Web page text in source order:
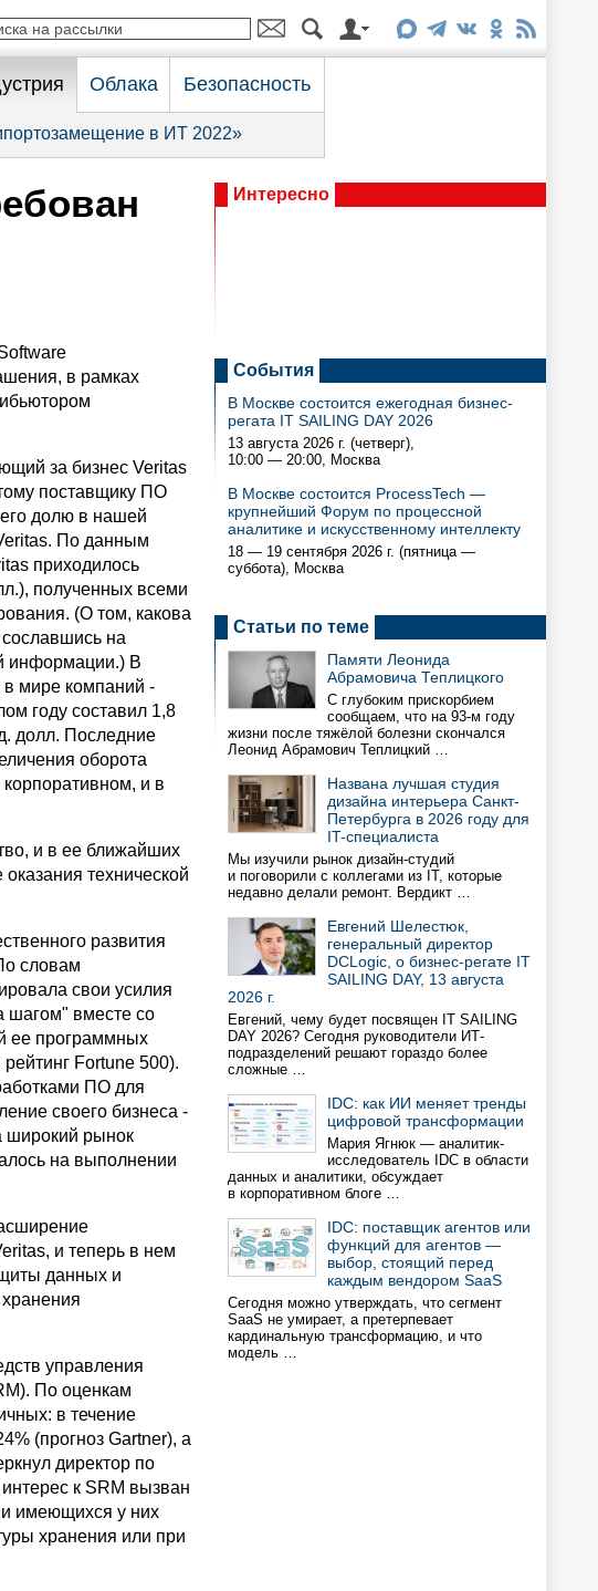
Облака Безопасность
в ИТ 2022»
в рамках
за бизнес Veritas
поставщику ПО
долю в нашей
По данным
приходилось
полученных всеми
(О том, какова
на
информации.) В
в мире компаний -
году составил 1,8
долл. Последние
оборота
и в
и в ее ближайших
технической
развития
словам
свои усилия
шагом" вместе со
ее программных
Fortune 500).
ПО для
своего бизнеса -
широкий рынок
на выполнении
и теперь в нем
данных и
управления
По оценкам
в течение
(прогноз Gartner), а
директор по
к SRM вызван
имеющихся у них
хранения или при
Интересно
События
В Москве состоится ежегодная бизнес-
регата IT SAILING DAY 2026
13 августа 2026 г. (четверг),
10:00 — 20:00, Москва
В Москве состоится ProcessTech —
крупнейший Форум по процессной
аналитике и искусственному интеллекту
18 — 19 сентября 2026 г. (пятница —
суббота), Москва
Статьи по теме
Памяти Леонида
Абрамовича Теплицкого
С глубоким прискорбием
сообщаем, что на 93-м году
жизни после тяжёлой болезни скончался
Леонид Абрамович Теплицкий …
Названа лучшая студия
дизайна интерьера Санкт-
Петербурга в 2026 году для
IT-специалиста
Мы изучили рынок дизайн-студий
и поговорили с коллегами из IT, которые
недавно делали ремонт. Вердикт …
Евгений Шелестюк,
генеральный директор
DCLogic, о бизнес-регате IT
SAILING DAY, 13 августа
2026 г.
Евгений, чему будет посвящен IT SAILING
DAY 2026? Сегодня руководители ИТ-
подразделений решают гораздо более
сложные …
IDC: как ИИ меняет тренды
цифровой трансформации
Мария Ягнюк — аналитик-
исследователь IDC в области
данных и аналитики, обсуждает
в корпоративном блоге …
IDC: поставщик агентов или
функций для агентов —
выбор, стоящий перед
каждым вендором SaaS
Сегодня можно утверждать, что сегмент
SaaS не умирает, а претерпевает
кардинальную трансформацию, и что
модель …